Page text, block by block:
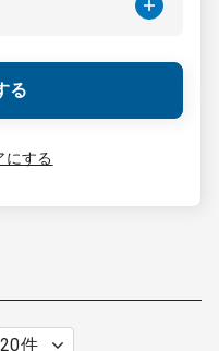
（平日）
る
にする